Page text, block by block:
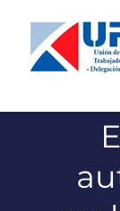
contenido